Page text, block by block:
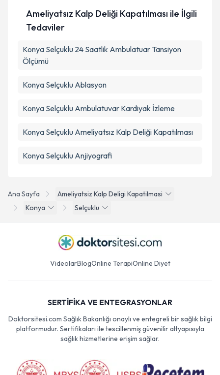
Ana Sayfa
Ameliyatsiz Kalp Deligi Kapatilmasi
Konya
Selçuklu
Ameliyatsız Kalp Deliği Kapatılması ile İlgili
Tedaviler
Konya Selçuklu 24 Saatlik Ambulatuar Tansiyon
Ölçümü
Konya Selçuklu Ablasyon
Konya Selçuklu Ambulatuvar Kardiyak İzleme
Konya Selçuklu Ameliyatsız Kalp Deliği Kapatılması
Konya Selçuklu Anjiyografi
VideolarBlogOnline TerapiOnline Diyet
SERTİFİKA VE ENTEGRASYONLAR
Doktorsitesi.com Sağlık Bakanlığı onaylı ve entegreli bir sağlık bilgi
platformudur. Sertifikaları ile tescillenmiş güvenilir altyapısıyla
sağlık hizmetlerine erişim sağlar.